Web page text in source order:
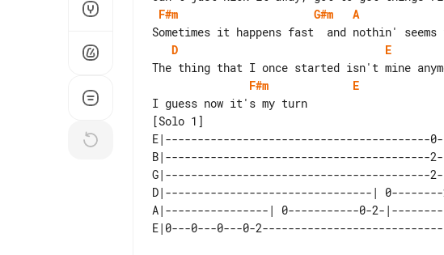
F#m
G#m
A
D
E
F#m
E
[Solo 1]
D|--------------------------------|
A|----------------| 0-----------0-2-